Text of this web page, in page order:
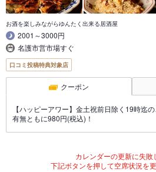
お酒を楽しみながらゆんたく出来る居酒屋
2001～3000円
名護市営市場すぐ
口コミ投稿特典対象店
クーポン
【ハッピーアワー】金土祝前日除く19時迄
有無ともに980円(税込)！
カレンダーの更新に失敗
下記ボタンを押して空席状況を